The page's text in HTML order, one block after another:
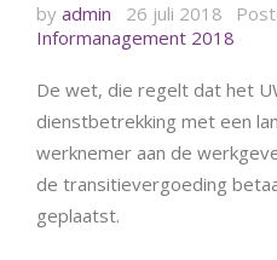
by admin 26 juli 2018
Informanagement 2018
De wet, die regelt dat het
dienstbetrekking met een
werknemer aan de
de transitievergoeding
geplaatst.